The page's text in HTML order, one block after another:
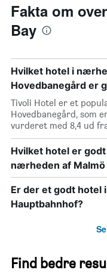
Fakta om
Bay
Hvilket hotel i
Hovedbanegård er
Tivoli Hotel er et
Hovedbanegård, som
vurderet med 8,4 ud
Hvilket hotel er godt
nærheden af
Er der et godt hotel
Hauptbahnhof?
Find bedre